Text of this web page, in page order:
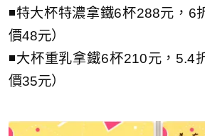
◾特大杯特濃拿鐵6杯288元，6
價48元）
◾大杯重乳拿鐵6杯210元，5.4
價35元）